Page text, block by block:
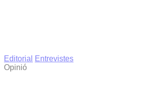
Editorial
Entrevistes
Opinió